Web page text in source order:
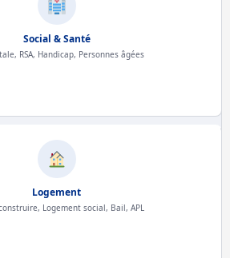
Social & Santé
RSA, Handicap, Personnes âgées
Logement
Logement social, Bail, APL